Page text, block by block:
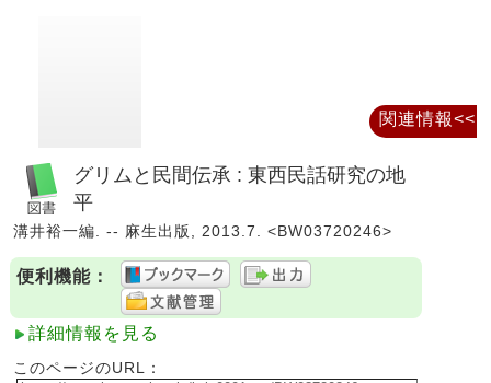
グリムと民間伝承 : 東西民話研究の地
平
溝井裕一編. -- 麻生出版, 2013.7. <BW03720246>
便利機能：
詳細情報を見る
このページのURL：
関連情報<<